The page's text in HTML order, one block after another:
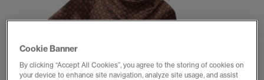
Cookie Banner
By clicking “Accept All Cookies”, you agree to the storing of cookies on
your device to enhance site navigation, analyze site usage, and assist